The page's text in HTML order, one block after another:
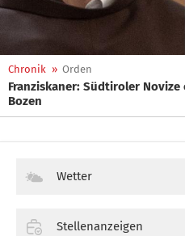
Chronik » Orden
Franziskaner: Südtiroler
Bozen
Wetter
Stellenanzeigen